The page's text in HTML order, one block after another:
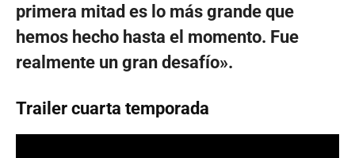
primera mitad es lo más grande que
hemos hecho hasta el momento. Fue
realmente un gran desafío».
Trailer cuarta temporada